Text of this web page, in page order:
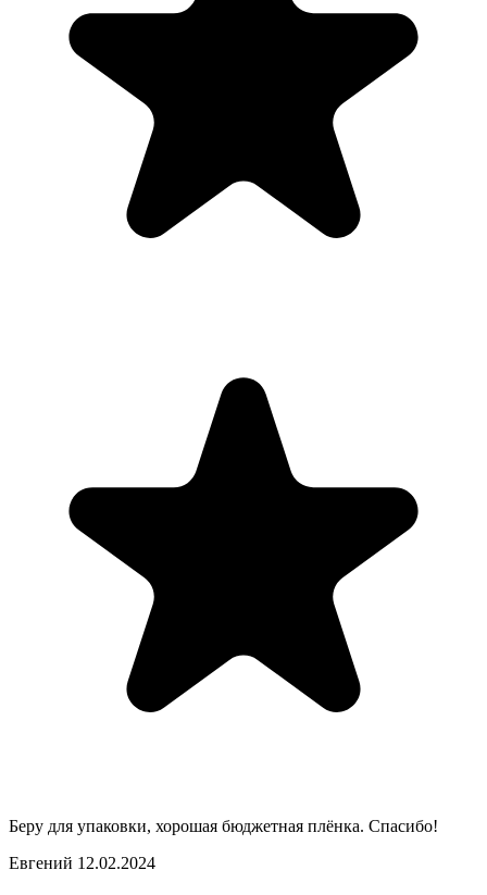
Беру для упаковки, хорошая бюджетная плёнка. Спасибо!
Евгений 12.02.2024